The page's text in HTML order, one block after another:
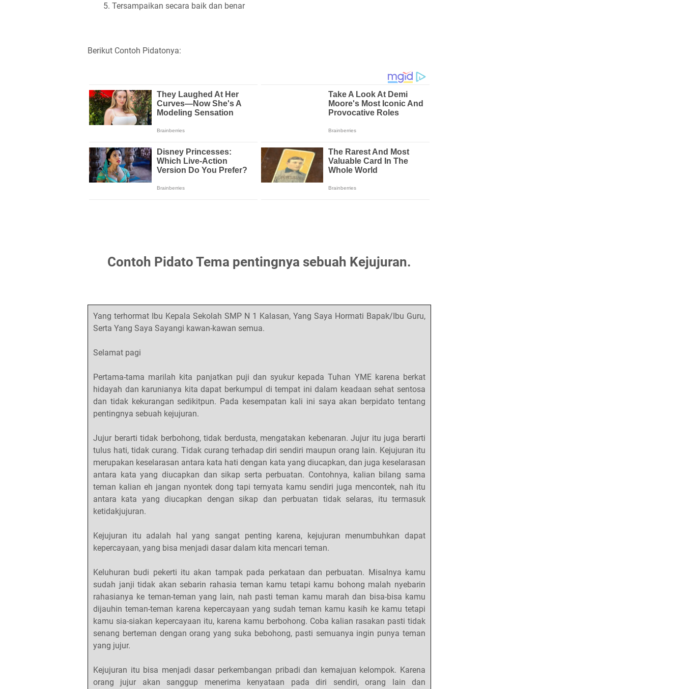
Tersampaikan secara baik dan benar
Berikut Contoh Pidatonya:
Contoh Pidato Tema pentingnya sebuah Kejujuran.
Yang terhormat Ibu Kepala Sekolah SMP N 1 Kalasan, Yang Saya Hormati Bapak/Ibu Guru,
Serta Yang Saya Sayangi kawan-kawan semua.
Selamat pagi
Pertama-tama marilah kita panjatkan puji dan syukur kepada Tuhan YME karena berkat
hidayah dan karunianya kita dapat berkumpul di tempat ini dalam keadaan sehat sentosa
dan tidak kekurangan sedikitpun. Pada kesempatan kali ini saya akan berpidato tentang
pentingnya sebuah kejujuran.
Jujur berarti tidak berbohong, tidak berdusta, mengatakan kebenaran. Jujur itu juga berarti
tulus hati, tidak curang. Tidak curang terhadap diri sendiri maupun orang lain. Kejujuran itu
merupakan keselarasan antara kata hati dengan kata yang diucapkan, dan juga keselarasan
antara kata yang diucapkan dan sikap serta perbuatan. Contohnya, kalian bilang sama
teman kalian eh jangan nyontek dong tapi ternyata kamu sendiri juga mencontek, nah itu
antara kata yang diucapkan dengan sikap dan perbuatan tidak selaras, itu termasuk
ketidakjujuran.
Kejujuran itu adalah hal yang sangat penting karena, kejujuran menumbuhkan dapat
kepercayaan, yang bisa menjadi dasar dalam kita mencari teman.
Keluhuran budi pekerti itu akan tampak pada perkataan dan perbuatan. Misalnya kamu
sudah janji tidak akan sebarin rahasia teman kamu tetapi kamu bohong malah nyebarin
rahasianya ke teman-teman yang lain, nah pasti teman kamu marah dan bisa-bisa kamu
dijauhin teman-teman karena kepercayaan yang sudah teman kamu kasih ke kamu tetapi
kamu sia-siakan kepercayaan itu, karena kamu berbohong. Coba kalian rasakan pasti tidak
senang berteman dengan orang yang suka bebohong, pasti semuanya ingin punya teman
yang jujur.
Kejujuran itu bisa menjadi dasar perkembangan pribadi dan kemajuan kelompok. Karena
orang jujur akan sanggup menerima kenyataan pada diri sendiri, orang lain dan